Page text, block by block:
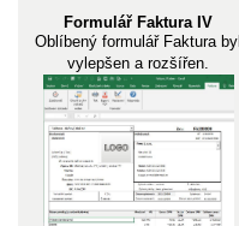
Formulář Faktura IV
Oblíbený formulář Faktura byl
vylepšen a rozšířen.